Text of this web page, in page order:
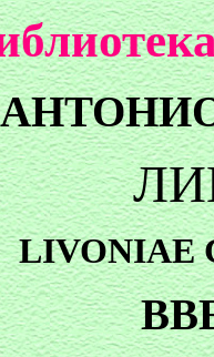
LIVONIAE